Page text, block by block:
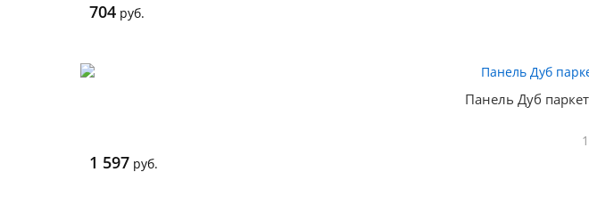
704 руб.
Панель Дуб
1 597 руб.